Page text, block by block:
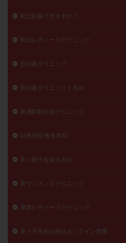
私は妊娠できますか？
秋山レディースクリニック
空の森クリニック
空の森クリニックくるめ
綾瀬駅前臼井クリニック
臼井医院 亀有本院
良い卵子を採る方法
英ウィメンズクリニック
草津レディースクリニック
菜々子先生の妊活オンライン授業